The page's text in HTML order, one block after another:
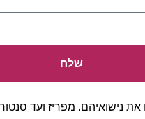
שלח
נישואיהם. מפריז ועד